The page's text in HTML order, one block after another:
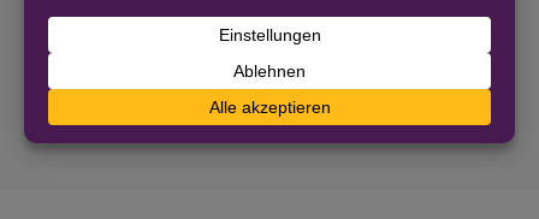
NÄCHSTER BEITRAG
Kreisgebiet Siegen-Wittgenstein